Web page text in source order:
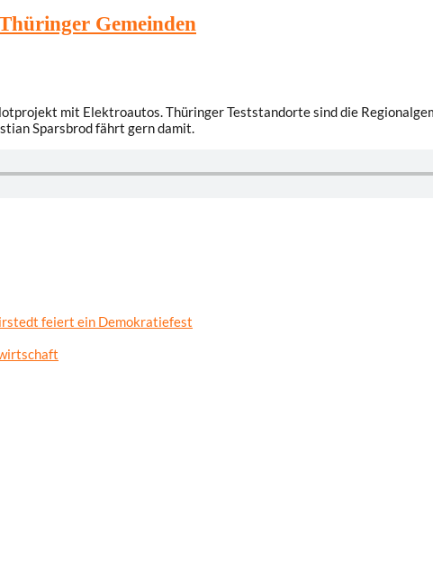
Gemeinden
mit Elektroautos. Thüringer Teststandorte sind die
Sparsbrod fährt gern damit.
feiert ein Demokratiefest